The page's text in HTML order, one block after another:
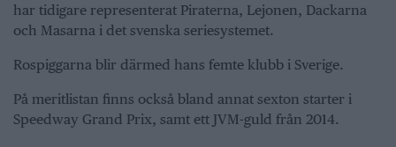
har tidigare representerat Piraterna, Lejonen, Dackarna
och Masarna i det svenska seriesystemet.
Rospiggarna blir därmed hans femte klubb i Sverige.
På meritlistan finns också bland annat sexton starter i
Speedway Grand Prix, samt ett JVM-guld från 2014.